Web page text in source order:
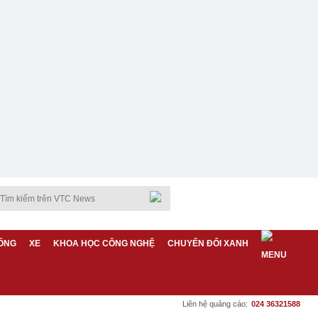
XE KHOA HỌC CÔNG NGHỆ CHUYỂN ĐỔI XANH
Liên hệ quảng cáo: 024 36321588